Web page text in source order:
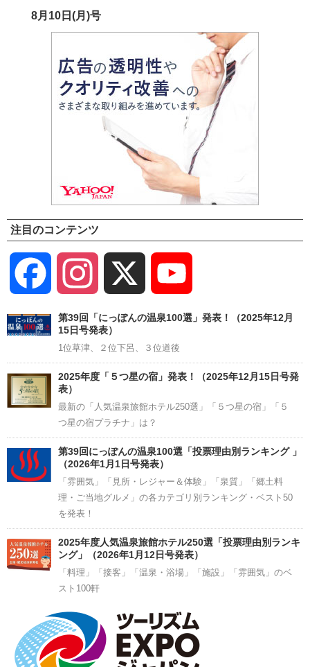
8月10日(月)号
注目のコンテンツ
Facebook Instagram
Channel
第39回「にっぽんの温泉100選」発表！（2025年12月
15日号発表）
1位草津、２位下呂、３位道後
2025年度「５つ星の宿」発表！（2025年12月15日号発
表）
最新の「人気温泉旅館ホテル250選」「５つ星の宿」「５
つ星の宿プラチナ」は？
第39回にっぽんの温泉100選「投票理由別ランキング 」
（2026年1月1日号発表）
「雰囲気」「見所・レジャー＆体験」「泉質」「郷土料
理・ご当地グルメ」の各カテゴリ別ランキング・ベスト50
を発表！
2025年度人気温泉旅館ホテル250選「投票理由別ランキ
ング」（2026年1月12日号発表）
「料理」「接客」「温泉・浴場」「施設」「雰囲気」のベ
スト100軒